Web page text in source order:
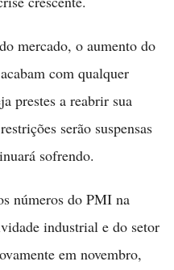
mercado, o aumento do
com qualquer
prestes a reabrir sua
serão suspensas
sofrendo.
números do PMI na
industrial e do setor
em novembro,